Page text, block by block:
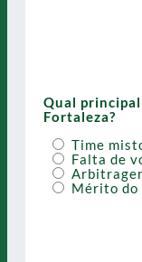
Qual
Fortaleza?
Time
Falta de
Mérito do